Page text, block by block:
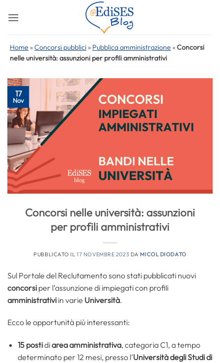
Home »Concorsi pubblici » Pubblica amministrazione »Concorsi
nelle università: assunzioni per profili amministrativi
17
Nov
Concorsi nelle università: assunzioni
per profili amministrativi
PUBBLICATO IL17 NOVEMBRE 2023 DA MICOL DIODATO
Sul Portale del Reclutamento sono stati pubblicati nuovi
concorsi per l’assunzione di impiegati con profili
amministrativi in varie Università.
Ecco le opportunità più interessanti:
15 postidiarea amministrativa, categoria C1, a tempo
determinato per 12 mesi, presso l’Università degli Studi di